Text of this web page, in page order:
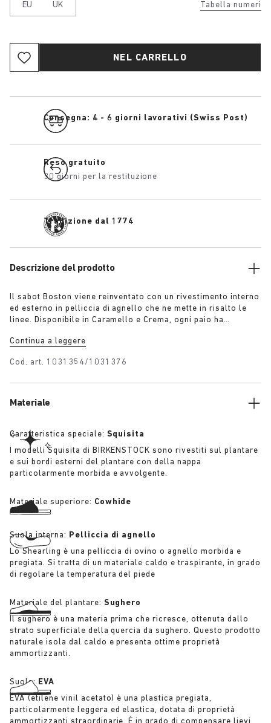
Tabella numeri
EU UK
NEL CARRELLO
Consegna: 4 - 6 giorni lavorativi (Swiss Post)
Reso gratuito
30 giorni per la restituzione
Tradizione dal 1774
Descrizione del prodotto
Il sabot Boston viene reinventato con un rivestimento interno
ed esterno in pelliccia di agnello che ne mette in risalto le
linee. Disponibile in Caramello e Crema, ogni paio ha
plantare BIRKENSTOCK e rivestito con la stessa pelliccia di
scamosciata abbinata alla tomaia, questi sabot uniscono uno
Continua a leggere
Cod. art. 1031354/1031376
Materiale
Caratteristica speciale: Squisita
I modelli Squisita di BIRKENSTOCK sono rivestiti sul plantare
e sui bordi esterni del plantare con della nappa
particolarmente morbida e avvolgente.
Materiale superiore: Cowhide
Suola interna: Pelliccia di agnello
Lo Shearling è una pelliccia di ovino o agnello morbida e
pregiata. Si tratta di un materiale caldo e traspirante, in grado
di regolare la temperatura del piede
Materiale del plantare: Sughero
Il sughero è una materia prima che ricresce, ottenuta dallo
strato superficiale della quercia da sughero. Questo prodotto
naturale isola dal caldo e presenta ottime proprietà
ammortizzanti.
Suola: EVA
EVA (etilene vinil acetato) è una plastica pregiata,
particolarmente leggera ed elastica, dotata di proprietà